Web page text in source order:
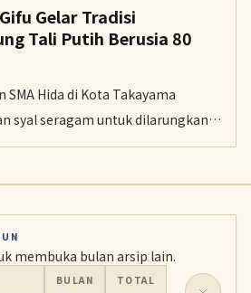
Gelar Tradisi
Tali Putih Berusia 80
SMA Hida di Kota Takayama
syal seragam untuk dilarungkan
sebagai simbol persahabatan
membuka bulan arsip lain.
BULAN TOTAL